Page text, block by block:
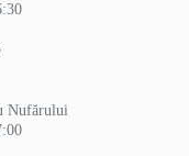
Nufărului